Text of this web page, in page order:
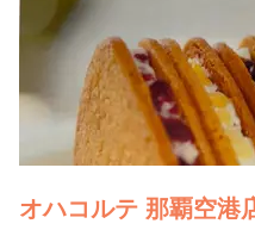
オハコルテ 那覇空港